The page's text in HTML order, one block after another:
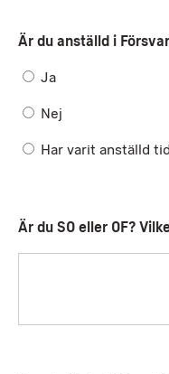
Är du anställd i
Ja
Nej
Har varit anställd
Är du SO eller OF?